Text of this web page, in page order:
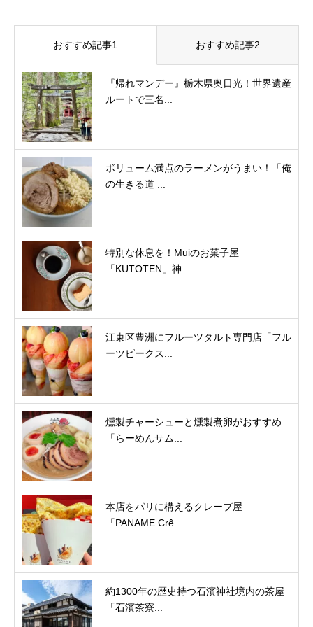
おすすめ記事1 おすすめ記事2
『帰れマンデー』栃木県奥日光！世界遺産
ルートで三名...
ボリューム満点のラーメンがうまい！「俺
の生きる道 ...
特別な休息を！Muiのお菓子屋
「KUTOTEN」神...
江東区豊洲にフルーツタルト専門店「フル
ーツピークス...
燻製チャーシューと燻製煮卵がおすすめ
「らーめんサム...
本店をパリに構えるクレープ屋
「PANAME Crê...
約1300年の歴史持つ石濱神社境内の茶屋
「石濱茶寮...